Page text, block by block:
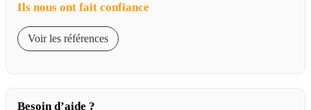
Ils nous ont fait confiance
Voir les références
Besoin d’aide ?